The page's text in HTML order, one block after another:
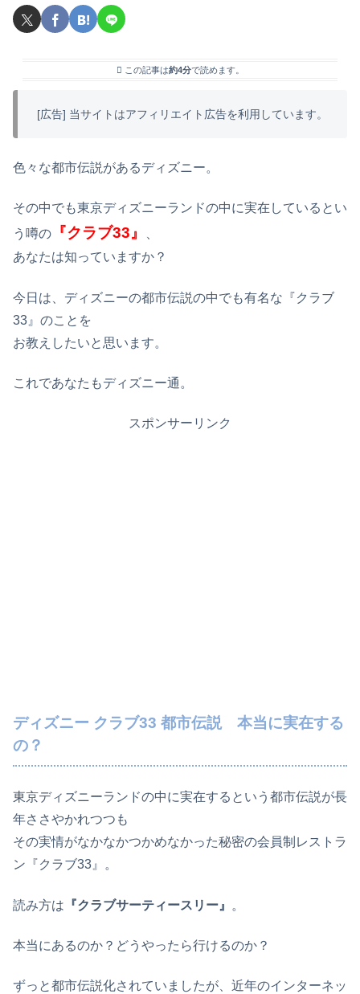
この記事は約4分で読めます。
[広告] 当サイトはアフィリエイト広告を利用しています。
色々な都市伝説があるディズニー。
その中でも東京ディズニーランドの中に実在しているとい
う噂の
『クラブ33』
あなたは知っていますか？
今日は、ディズニーの都市伝説の中でも有名な『クラブ
33』のことを
お教えしたいと思います。
これであなたもディズニー通。
スポンサーリンク
ディズニー クラブ33 都市伝説 本当に実在する
の？
東京ディズニーランドの中に実在するという都市伝説が長
年ささやかれつつも
その実情がなかなかつかめなかった秘密の会員制レストラ
ン『クラブ33』。
読み方は 『クラブサーティースリー』 。
本当にあるのか？どうやったら行けるのか？
ずっと都市伝説化されていましたが、近年のインターネッ